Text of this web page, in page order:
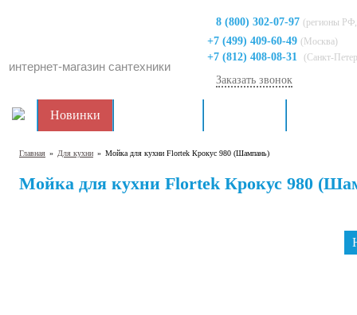
интернет-магазин сантехники
8 (800) 302-07-97 (регионы
+7 (499) 409-60-49 (Москва)
+7 (812) 408-08-31 (Санкт-
Заказать звонок
Новинки
Главная » Для кухни » Мойка для кухни Flortek Крокус 980 (Шампань)
Мойка для кухни Flortek Крокус 980